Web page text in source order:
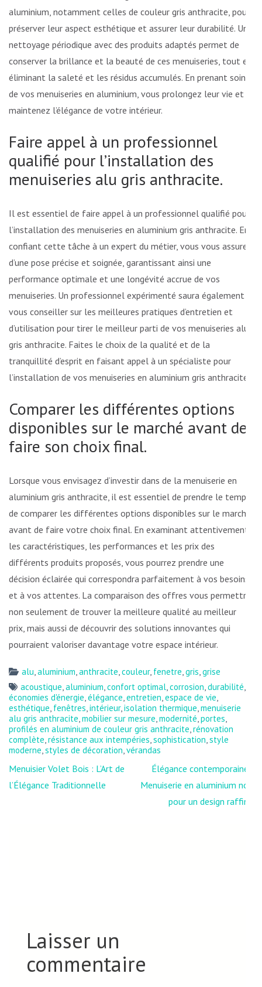
aluminium, notamment celles de couleur gris anthracite, pour
préserver leur aspect esthétique et assurer leur durabilité. Un
nettoyage périodique avec des produits adaptés permet de
conserver la brillance et la beauté de ces menuiseries, tout en
éliminant la saleté et les résidus accumulés. En prenant soin
de vos menuiseries en aluminium, vous prolongez leur vie et
maintenez l’élégance de votre intérieur.
Faire appel à un professionnel
qualifié pour l’installation des
menuiseries alu gris anthracite.
Il est essentiel de faire appel à un professionnel qualifié pour
l’installation des menuiseries en aluminium gris anthracite. En
confiant cette tâche à un expert du métier, vous vous assurez
d’une pose précise et soignée, garantissant ainsi une
performance optimale et une longévité accrue de vos
menuiseries. Un professionnel expérimenté saura également
vous conseiller sur les meilleures pratiques d’entretien et
d’utilisation pour tirer le meilleur parti de vos menuiseries alu
gris anthracite. Faites le choix de la qualité et de la
tranquillité d’esprit en faisant appel à un spécialiste pour
l’installation de vos menuiseries en aluminium gris anthracite.
Comparer les différentes options
disponibles sur le marché avant de
faire son choix final.
Lorsque vous envisagez d’investir dans de la menuiserie en
aluminium gris anthracite, il est essentiel de prendre le temps
de comparer les différentes options disponibles sur le marché
avant de faire votre choix final. En examinant attentivement
les caractéristiques, les performances et les prix des
différents produits proposés, vous pourrez prendre une
décision éclairée qui correspondra parfaitement à vos besoins
et à vos attentes. La comparaison des offres vous permettra
non seulement de trouver la meilleure qualité au meilleur
prix, mais aussi de découvrir des solutions innovantes qui
pourraient valoriser davantage votre espace intérieur.
alu,aluminium,anthracite,couleur, fenetre,gris,grise
acoustique,aluminium,confort optimal,corrosion,durabilité,
économies d'énergie,élégance,entretien,espace de vie,
esthétique, fenêtres,intérieur,isolation thermique,menuiserie
alu gris anthracite,mobilier sur mesure,modernité,portes,
profilés en aluminium de couleur gris anthracite,rénovation
complète,résistance aux intempéries,sophistication,style
moderne,styles de décoration,vérandas
Navigation
de
Menuisier Volet Bois : L’Art de
l’Élégance Traditionnelle
Élégance contemporaine :
Menuiserie en aluminium noir
pour un design raffiné
Laisser un
commentaire